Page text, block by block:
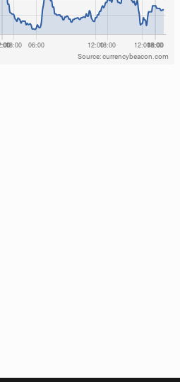
Source: currencybeacon.com